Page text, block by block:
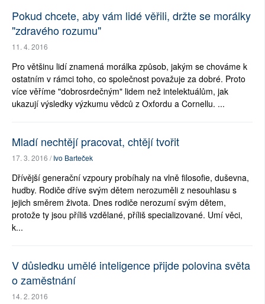
Pokud chcete, aby vám lidé věřili, držte se morálky
"zdravého rozumu"
11. 4. 2016
Pro většinu lidí znamená morálka způsob, jakým se chováme k
ostatním v rámci toho, co společnost považuje za dobré. Proto
více věříme "dobrosrdečným" lidem než intelektuálům, jak
ukazují výsledky výzkumu vědců z Oxfordu a Cornellu. ...
Mladí nechtějí pracovat, chtějí tvořit
17. 3. 2016 /Ivo Barteček
Dřívější generační vzpoury probíhaly na vlně filosofie, duševna,
hudby. Rodiče dříve svým dětem nerozuměli z nesouhlasu s
jejich směrem života. Dnes rodiče nerozumí svým dětem,
protože ty jsou příliš vzdělané, příliš specializované. Umí věci,
k...
V důsledku umělé inteligence přijde polovina světa
o zaměstnání
14. 2. 2016